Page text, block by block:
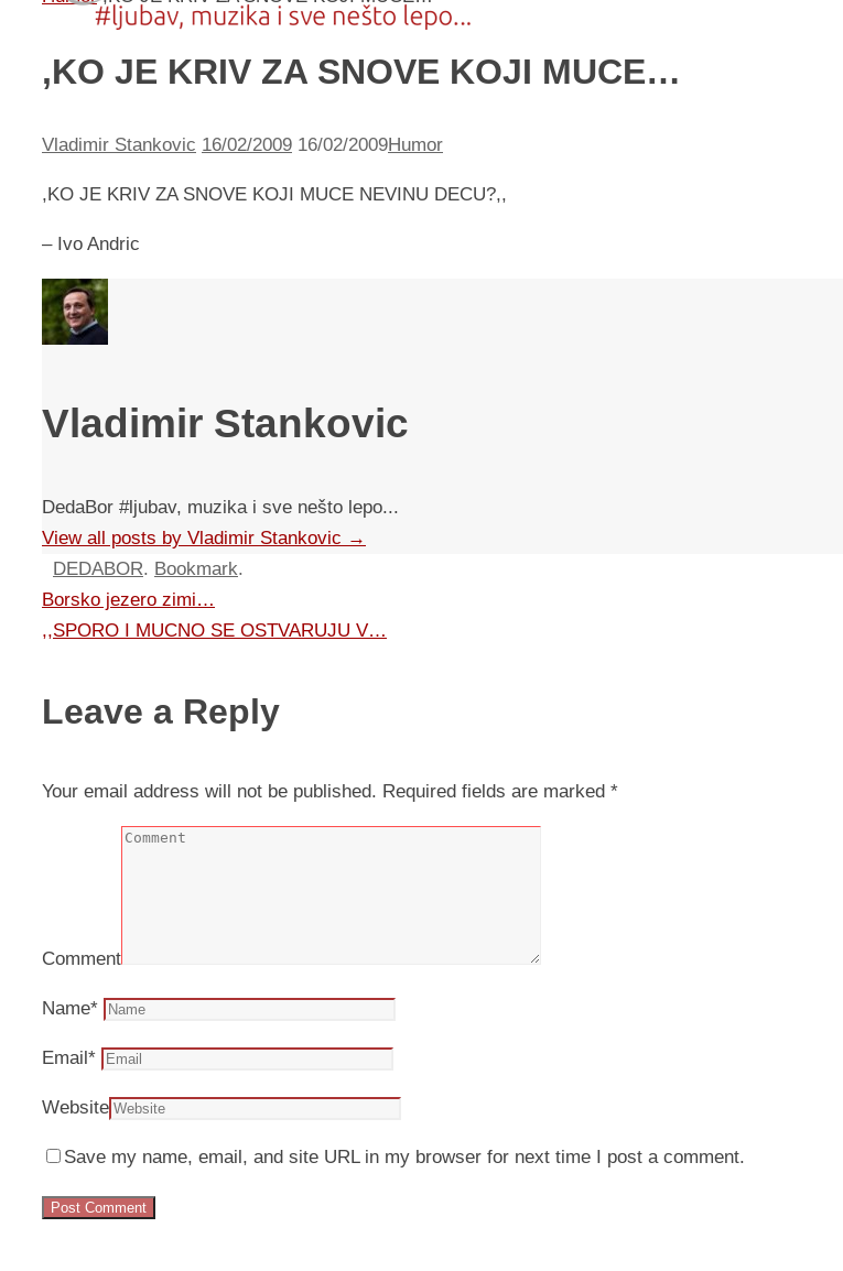
,KO JE KRIV ZA SNOVE KOJI MUCE…
Vladimir Stankovic 16/02/2009 16/02/2009Humor
,KO JE KRIV ZA SNOVE KOJI MUCE NEVINU DECU?,,
– Ivo Andric
Vladimir Stankovic
DedaBor #ljubav, muzika i sve nešto lepo...
View all posts by Vladimir Stankovic →
DEDABOR. Bookmark.
Borsko jezero zimi…
,,SPORO I MUCNO SE OSTVARUJU V…
Leave a Reply
Your email address will not be published. Required fields are marked *
Comment
Name*
Email*
Website
Save my name, email, and site URL in my browser for next time I post a comment.